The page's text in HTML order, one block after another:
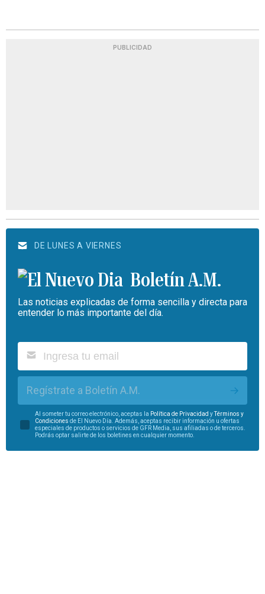
PUBLICIDAD
DE LUNES A VIERNES
Boletín A.M.
Las noticias explicadas de forma sencilla y directa para
entender lo más importante del día.
Regístrate a Boletín A.M.
Al someter tu correo electrónico, aceptas la Política de Privacidad yTérminos y
Condiciones de El Nuevo Día. Además, aceptas recibir información u ofertas
especiales de productos o servicios de GFR Media, sus afiliadas o de terceros.
Podrás optar salirte de los boletines en cualquier momento.